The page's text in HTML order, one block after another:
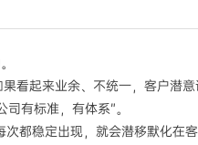
起来业余、不统一，客户潜意
有标准，有体系”。
稳定出现，就会潜移默化在客